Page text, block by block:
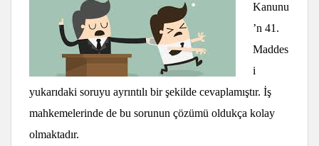
Kanunu
’n 41.
Maddes
i
yukarıdaki soruyu ayrıntılı bir şekilde cevaplamıştır. İş
mahkemelerinde de bu sorunun çözümü oldukça kolay
olmaktadır.